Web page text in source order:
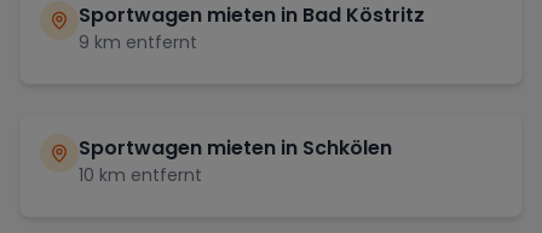
Sportwagen mieten in Bad Köstritz
9 km entfernt
Sportwagen mieten in Schkölen
10 km entfernt